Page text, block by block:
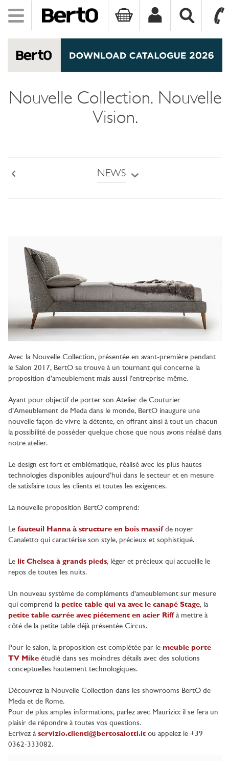
Toggle
navigation
Nouvelle Collection. Nouvelle
Vision.
NEWS
Avec la Nouvelle Collection, présentée en avant-première pendant
le Salon 2017, BertO se trouve à un tournant qui concerne la
proposition d’ameublement mais aussi l’entreprise-même.
Ayant pour objectif de porter son Atelier de Couturier
d’Ameublement de Meda dans le monde, BertO inaugure une
nouvelle façon de vivre la détente, en offrant ainsi à tout un chacun
la possibilité de posséder quelque chose que nous avons réalisé dans
notre atelier.
Le design est fort et emblématique, réalisé avec les plus hautes
technologies disponibles aujourd’hui dans le secteur et en mesure
de satisfaire tous les clients et toutes les exigences.
La nouvelle proposition BertO comprend:
Le fauteuil Hanna à structure en bois massifde noyer
Canaletto qui caractérise son style, précieux et sophistiqué.
Le lit Chelsea à grands pieds, léger et précieux qui accueille le
repos de toutes les nuits.
Un nouveau système de compléments d'ameublement sur mesure
qui comprend la petite table qui va avec le canapé Stage, la
petite table carrée avec piétement en acier Riffà mettre à
côté de la petite table déjà présentée Circus.
Pour le salon, la proposition est complétée par le meuble porte
TV Mike étudié dans ses moindres détails avec des solutions
conceptuelles hautement technologiques.
Découvrez la Nouvelle Collection dans les showrooms BertO de
Meda et de Rome.
Pour de plus amples informations, parlez avec Maurizio: il se fera un
plaisir de répondre à toutes vos questions.
Ecrivez à servizio.clienti@bertosalotti.it ou appelez le +39
0362-333082.